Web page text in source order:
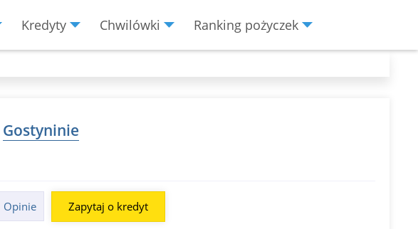
Kredyty Chwilówki Ranking pożyczek
Gostyninie
Opinie Zapytaj o kredyt